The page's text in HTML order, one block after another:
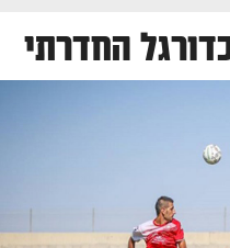
החדרתי